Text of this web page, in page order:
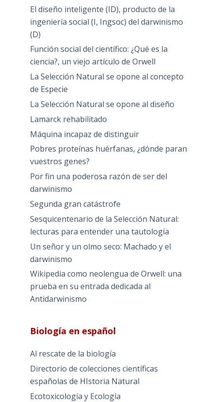
El diseño inteligente (ID), producto de la
ingeniería social (I, Ingsoc) del darwinismo
(D)
Función social del científico: ¿Qué es la
ciencia?, un viejo artículo de Orwell
La Selección Natural se opone al concepto
de Especie
La Selección Natural se opone al diseño
Lamarck rehabilitado
Máquina incapaz de distinguir
Pobres proteínas huérfanas, ¿dónde paran
vuestros genes?
Por fin una poderosa razón de ser del
darwinismo
Segunda gran catástrofe
Sesquicentenario de la Selección Natural:
lecturas para entender una tautología
Un señor y un olmo seco: Machado y el
darwinismo
Wikipedia como neolengua de Orwell: una
prueba en su entrada dedicada al
Antidarwinismo
Biología en español
Al rescate de la biología
Directorio de colecciones científicas
españolas de HIstoria Natural
Ecotoxicología y Ecología